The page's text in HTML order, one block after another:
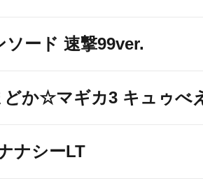
ード 速撃99ver.
どか☆マギカ3 キュゥべ
ナシーLT